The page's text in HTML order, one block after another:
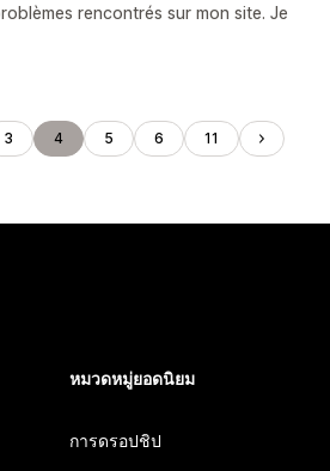
rencontrés sur mon site. Je
3 4 5 6 11
หมวดหมู่ยอดนิยม
การดรอปชิป